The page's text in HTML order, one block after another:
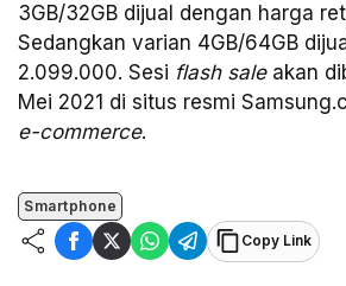
3GB/32GB dijual dengan harga
Sedangkan varian 4GB/64GB
2.099.000. Sesi flash saleakan
Mei 2021 di situs resmi
e-commerce.
Smartphone
Copy Link